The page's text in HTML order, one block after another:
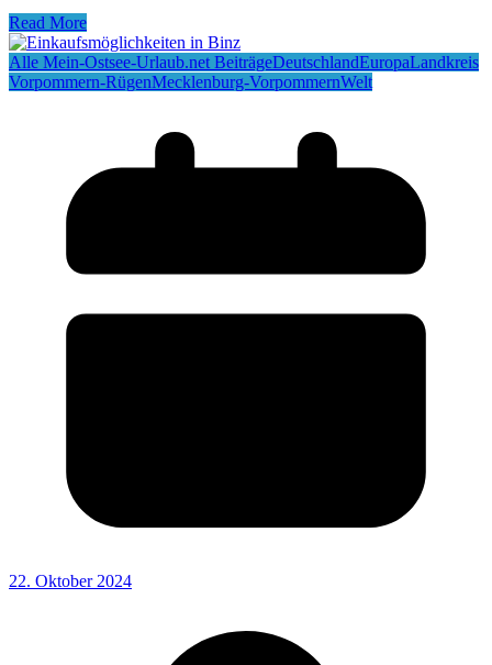
Read More
Alle Mein-Ostsee-Urlaub.net BeiträgeDeutschlandEuropaLandkreis
Vorpommern-RügenMecklenburg-VorpommernWelt
22. Oktober 2024